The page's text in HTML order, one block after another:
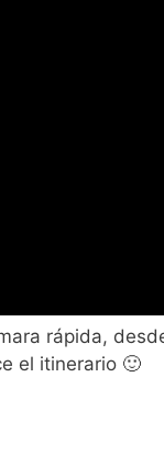
rápida,
el itinerario 🙂